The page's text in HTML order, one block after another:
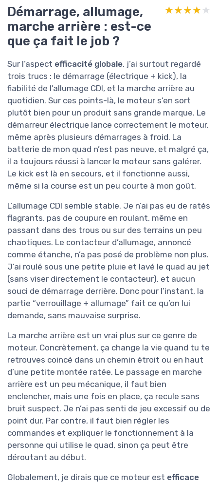
Démarrage, allumage,
marche arrière : est-ce
que ça fait le job ?
★★★★★
★★★★★
Sur l’aspect efficacité globale, j’ai surtout regardé
trois trucs : le démarrage (électrique + kick), la
fiabilité de l’allumage CDI, et la marche arrière au
quotidien. Sur ces points-là, le moteur s’en sort
plutôt bien pour un produit sans grande marque. Le
démarreur électrique lance correctement le moteur,
même après plusieurs démarrages à froid. La
batterie de mon quad n’est pas neuve, et malgré ça,
il a toujours réussi à lancer le moteur sans galérer.
Le kick est là en secours, et il fonctionne aussi,
même si la course est un peu courte à mon goût.
L’allumage CDI semble stable. Je n’ai pas eu de ratés
flagrants, pas de coupure en roulant, même en
passant dans des trous ou sur des terrains un peu
chaotiques. Le contacteur d’allumage, annoncé
comme étanche, n’a pas posé de problème non plus.
J’ai roulé sous une petite pluie et lavé le quad au jet
(sans viser directement le contacteur), et aucun
souci de démarrage derrière. Donc pour l’instant, la
partie “verrouillage + allumage” fait ce qu’on lui
demande, sans mauvaise surprise.
La marche arrière est un vrai plus sur ce genre de
moteur. Concrètement, ça change la vie quand tu te
retrouves coincé dans un chemin étroit ou en haut
d’une petite montée ratée. Le passage en marche
arrière est un peu mécanique, il faut bien
enclencher, mais une fois en place, ça recule sans
bruit suspect. Je n’ai pas senti de jeu excessif ou de
point dur. Par contre, il faut bien régler les
commandes et expliquer le fonctionnement à la
personne qui utilise le quad, sinon ça peut être
déroutant au début.
Globalement, je dirais que ce moteur est efficace